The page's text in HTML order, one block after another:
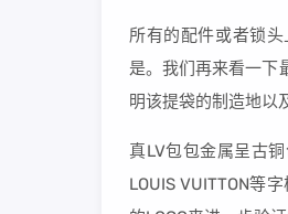
所有的配件或者锁
是。我们再来看一下
明该提袋的制造地以
真LV包包金属呈古
LOUIS VUITTON等